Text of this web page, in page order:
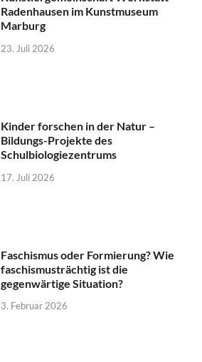
Radenhausen im Kunstmuseum
Marburg
23. Juli 2026
Kinder forschen in der Natur –
Bildungs-Projekte des
Schulbiologiezentrums
17. Juli 2026
Faschismus oder Formierung? Wie
faschismusträchtig ist die
gegenwärtige Situation?
3. Februar 2026